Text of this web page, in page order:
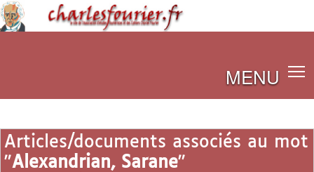
MENU
Articles/documents associés au mot
"Alexandrian, Sarane"